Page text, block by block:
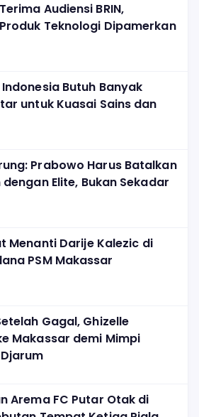
Audiensi BRIN,
Teknologi Dipamerkan
Butuh Banyak
untuk Kuasai Sains dan
Prabowo Harus Batalkan
Elite, Bukan Sekadar
Menanti Darije Kalezic di
PSM Makassar
Gagal, Ghizelle
Makassar demi Mimpi
Arema FC Putar Otak di